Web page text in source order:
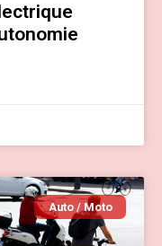
Auto / Moto